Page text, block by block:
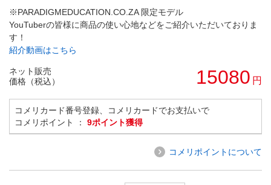
※PARADIGMEDUCATION.CO.ZA 限定モデル
YouTuberの皆様に商品の使い心地などをご紹介いただいておりま
す！
紹介動画はこちら
ネット販売
価格（税込）
15080 円
コメリカード番号登録、コメリカードでお支払いで
コメリポイント ： 9ポイント獲得
コメリポイントについて